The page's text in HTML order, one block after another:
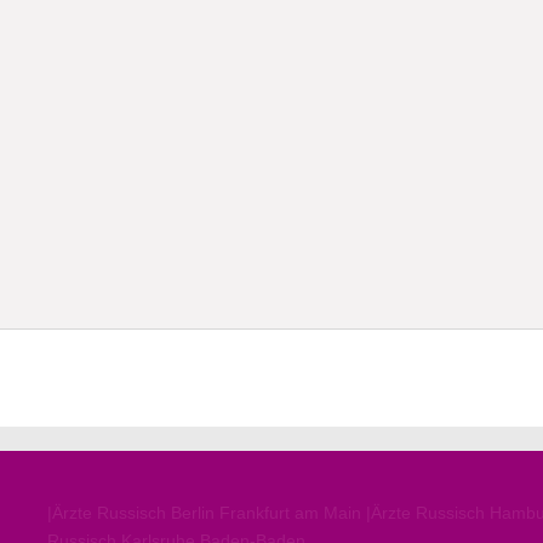
|Ärzte Russisch Berlin Frankfurt am Main |Ärzte Russisch